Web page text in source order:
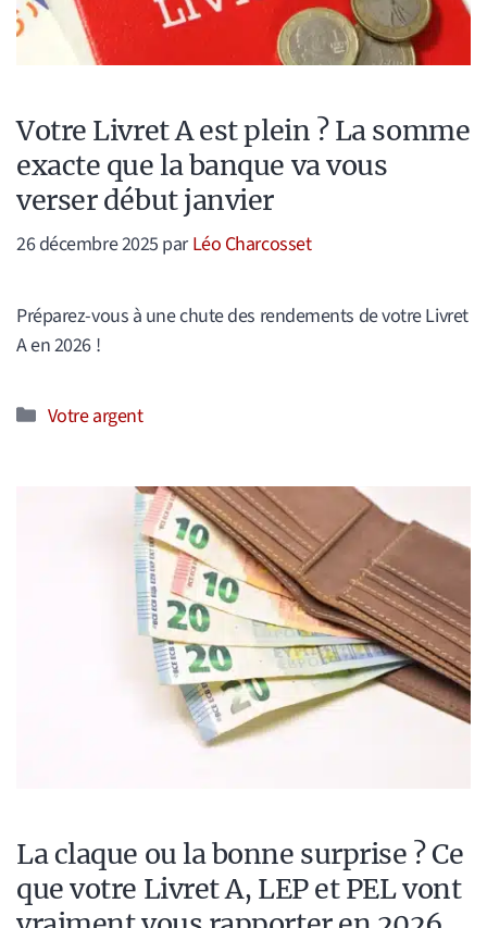
Votre Livret A est plein ? La somme
exacte que la banque va vous
verser début janvier
26 décembre 2025 parLéo Charcosset
Préparez-vous à une chute des rendements de votre Livret
A en 2026 !
Catégories
Votre argent
La claque ou la bonne surprise ? Ce
que votre Livret A, LEP et PEL vont